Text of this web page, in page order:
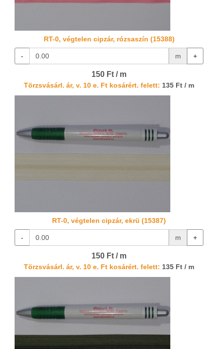
RT-0, végtelen cipzár, rózsaszín (15388)
- m +
150 Ft / m
Törzsvásárl. ár, v. 10 e. Ft kosárért. felett: 135 Ft / m
RT-0, végtelen cipzár, ekrü (15387)
- m +
150 Ft / m
Törzsvásárl. ár, v. 10 e. Ft kosárért. felett: 135 Ft / m